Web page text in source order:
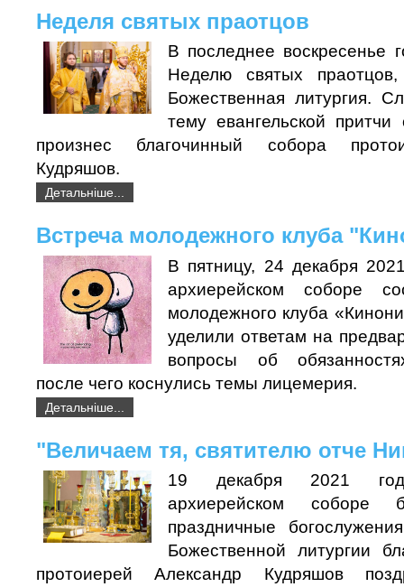
Неделя святых праотцов
В последнее воскресенье
Неделю святых
Божественная литургия.
тему евангельской
произнес благочинный собора
Кудряшов.
Детальніше...
Встреча молодежного клуба
В пятницу, 24 декабря
архиерейском соборе
молодежного клуба
уделили ответам на
вопросы об
после чего коснулись темы лицемерия.
Детальніше...
"Величаем тя, святителю отче
19 декабря 2021
архиерейском соборе
праздничные
Божественной литургии
протоиерей Александр Кудряшов